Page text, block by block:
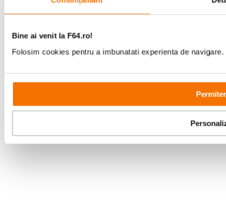
Bine ai venit la F64.ro!
Folosim cookies pentru a imbunatati experienta de